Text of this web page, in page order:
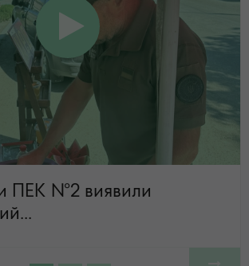
ПЕК №2 виявили